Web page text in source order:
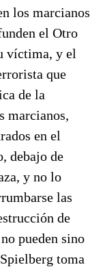
los marcianos
el Otro
víctima, y el
que
de la
marcianos,
en el
debajo de
y no lo
las
de
pueden sino
toma